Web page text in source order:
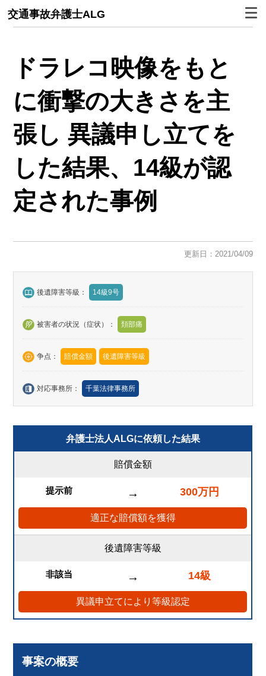
交通事故弁護士ALG
ドラレコ映像をもと
に衝撃の大きさを主
張し 異議申し立てを
した結果、14級が認
定された事例
更新日：2021/04/09
後遺障害等級： 14級9号
被害者の状況（症状）： 頚部痛
争点： 賠償金額 後遺障害等級
対応事務所： 千葉法律事務所
弁護士法人ALGに依頼した結果
賠償金額
提示前 → 300万円
適正な賠償額を獲得
後遺障害等級
非該当 → 14級
異議申立てにより等級認定
事案の概要